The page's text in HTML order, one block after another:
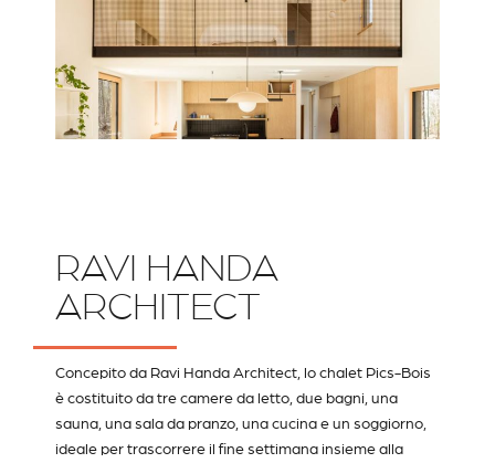
RAVI HANDA
ARCHITECT
Concepito da Ravi Handa Architect , lo chalet Pics-Bois
è costituito da tre camere da letto, due bagni, una
sauna, una sala da pranzo, una cucina e un soggiorno,
ideale per trascorrere il fine settimana insieme alla